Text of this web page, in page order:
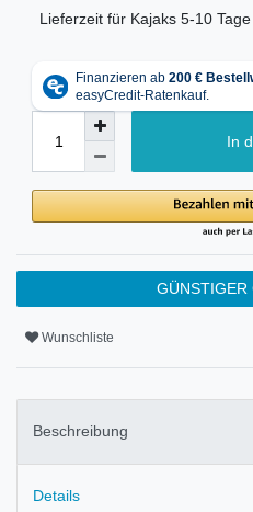
Lieferzeit für Kajaks 5-10
In
GÜNSTIGER
Wunschliste
Beschreibung
Details